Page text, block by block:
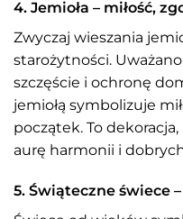
4. Jemioła – miłość,
Zwyczaj wieszania
starożytności.
szczęście i ochronę
jemiołą symbolizuje
początek. To
aurę harmonii i
5. Świąteczne świece